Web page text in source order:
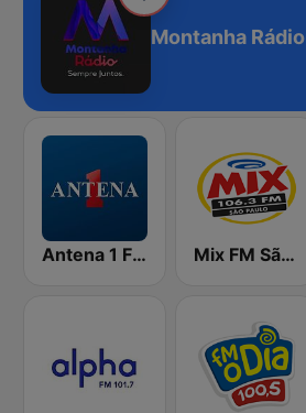
Montanha Rádio
Antena 1 FM Mix FM São Paulo